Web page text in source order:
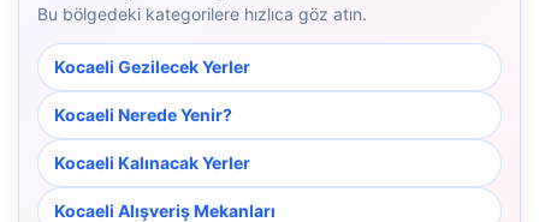
Bu bölgedeki kategorilere hızlıca göz atın.
Kocaeli Gezilecek Yerler
Kocaeli Nerede Yenir?
Kocaeli Kalınacak Yerler
Kocaeli Alışveriş Mekanları